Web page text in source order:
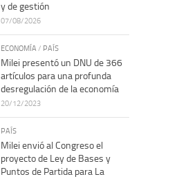
y de gestión
07/08/2026
ECONOMÍA / PAÍS
Milei presentó un DNU de 366
artículos para una profunda
desregulación de la economía
20/12/2023
PAÍS
Milei envió al Congreso el
proyecto de Ley de Bases y
Puntos de Partida para La